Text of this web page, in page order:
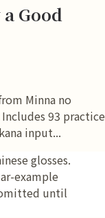
Good
Minna no
93 practice
input...
glosses.
example
until